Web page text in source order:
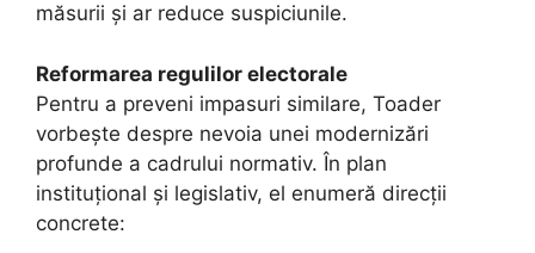
măsurii și ar reduce suspiciunile.
Reformarea regulilor electorale
Pentru a preveni impasuri similare, Toader
vorbește despre nevoia unei modernizări
profunde a cadrului normativ. În plan
instituțional și legislativ, el enumeră direcții
concrete: